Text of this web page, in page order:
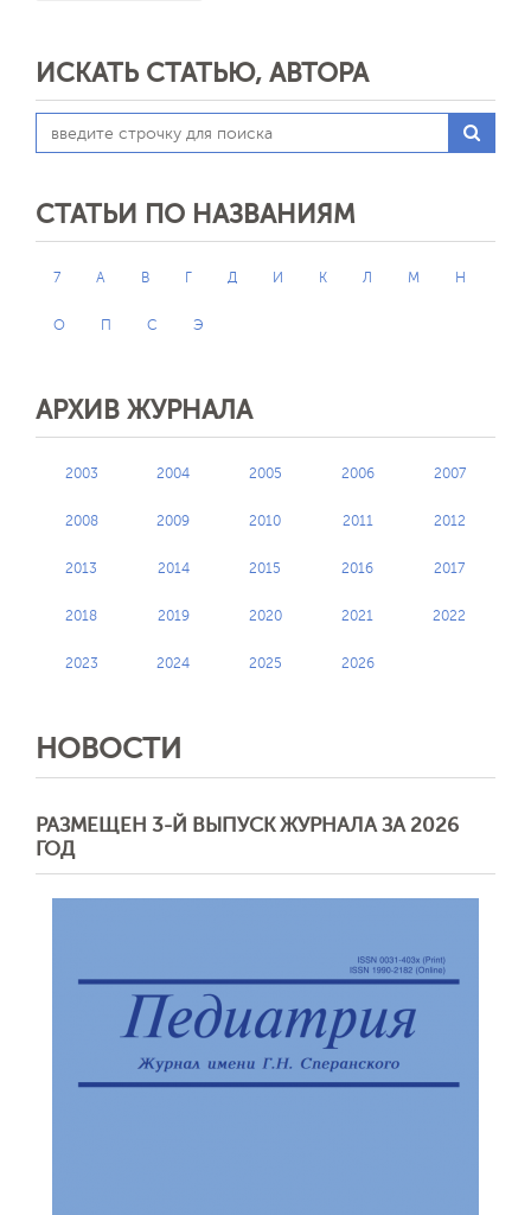
ИСКАТЬ СТАТЬЮ, АВТОРА
СТАТЬИ ПО НАЗВАНИЯМ
7 А В Г Д И К Л М Н
О П С Э
АРХИВ ЖУРНАЛА
2003 2004 2005 2006 2007
2008 2009 2010 2011 2012
2013 2014 2015 2016 2017
2018 2019 2020 2021 2022
2023 2024 2025 2026
НОВОСТИ
РАЗМЕЩЕН 3-Й ВЫПУСК ЖУРНАЛА ЗА 2026
ГОД